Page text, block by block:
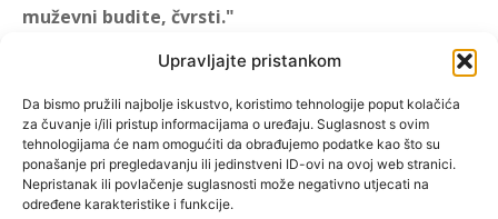
Upravljajte pristankom
Da bismo pružili najbolje iskustvo, koristimo tehnologije poput kolačića
za čuvanje i/ili pristup informacijama o uređaju. Suglasnost s ovim
tehnologijama će nam omogućiti da obrađujemo podatke kao što su
ponašanje pri pregledavanju ili jedinstveni ID-ovi na ovoj web stranici.
Nepristanak ili povlačenje suglasnosti može negativno utjecati na
određene karakteristike i funkcije.
muževni budite, čvrsti."
"Muževni budite" prvi je
hrvatski portal za katoličke
muškarce koji pokušava
reafirmirati u današnje
vrijeme itekako narušen